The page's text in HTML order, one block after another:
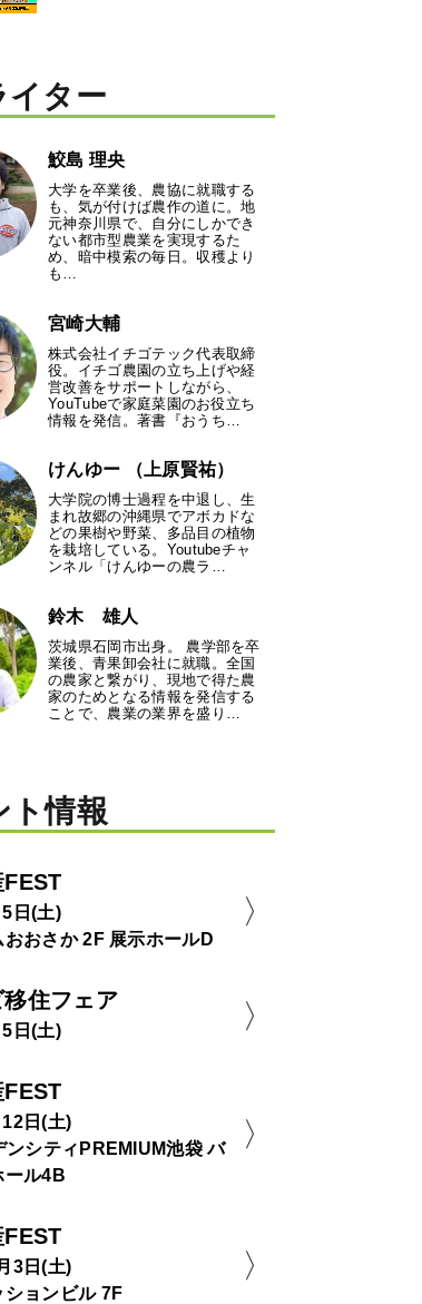
イター
鮫島 理央
大学を卒業後、農協に就職する
も、気が付けば農作の道に。地
元神奈川県で、自分にしかでき
ない都市型農業を実現するた
め、暗中模索の毎日。収穫より
も…
宮崎大輔
株式会社イチゴテック代表取締
役。イチゴ農園の立ち上げや経
営改善をサポートしながら、
YouTubeで家庭菜園のお役立ち
情報を発信。著書『おうち…
けんゆー （上原賢祐）
大学院の博士過程を中退し、生
まれ故郷の沖縄県でアボカドな
どの果樹や野菜、多品目の植物
を栽培している。Youtubeチャ
ンネル「けんゆーの農ラ…
鈴木 雄人
茨城県石岡市出身。 農学部を卒
業後、青果卸会社に就職。全国
の農家と繋がり、現地で得た農
家のためとなる情報を発信する
ことで、農業の業界を盛り…
ト情報
日(土)
おおさか 2F 展示ホールD
住フェア
日(土)
日(土)
ンシティPREMIUM池袋 バ
ール4B
3日(土)
ションビル 7F